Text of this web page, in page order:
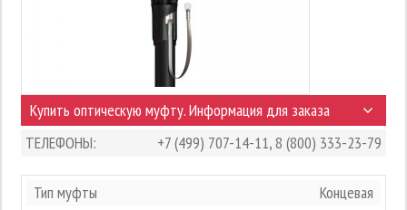
Купить оптическую муфту. Информация для заказа
ТЕЛЕФОНЫ:
+7 (499) 707-14-11,8 (800) 333-23-79
Тип муфты
Концевая